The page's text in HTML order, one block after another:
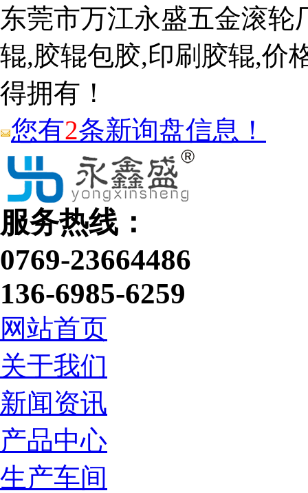
东莞市万江永盛五金滚
辊,胶辊包胶,印刷胶辊,价
得拥有！
您有2条新询盘信息！
服务热线：
0769-23664486
136-6985-6259
网站首页
关于我们
新闻资讯
产品中心
生产车间